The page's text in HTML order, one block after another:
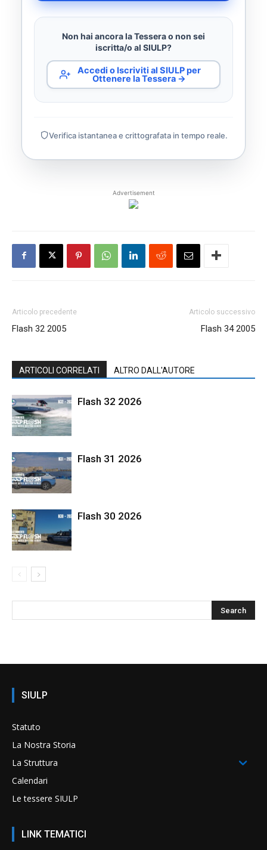
Non hai ancora la Tessera o non sei
iscritta/o al SIULP?
Accedi o Iscriviti al SIULP per
Ottenere la Tessera →
Verifica istantanea e crittografata in tempo reale.
Advertisement
Articolo precedente
Flash 32 2005
Articolo successivo
Flash 34 2005
ARTICOLI CORRELATI ALTRO DALL'AUTORE
Flash 32 2026
Flash 31 2026
Flash 30 2026
SIULP
Statuto
La Nostra Storia
La Struttura
Calendari
Le tessere SIULP
LINK TEMATICI